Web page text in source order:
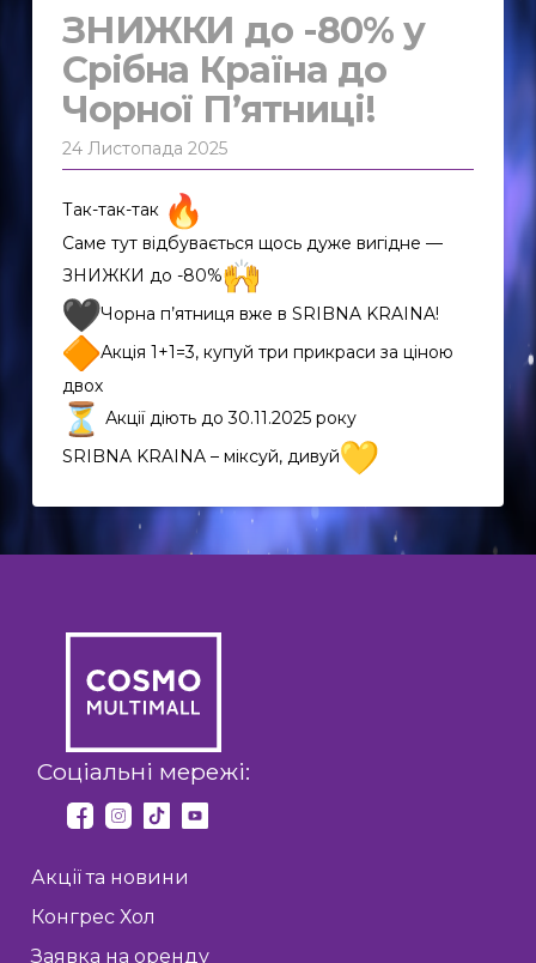
ЗНИЖКИ до -80% у
Срібна Країна до
Чорної П’ятниці!
24 Листопада 2025
Так-так-так
Саме тут відбувається щось дуже вигідне —
ЗНИЖКИ до -80%
Чорна п’ятниця вже в SRIBNA KRAINA!
Акція 1+1=3, купуй три прикраси за ціною
двох
Акції діють до 30.11.2025 року
SRIBNA KRAINA – міксуй, дивуй
Соціальні мережі:
Акції та новини
Конгрес Хол
Заявка на оренду
EN